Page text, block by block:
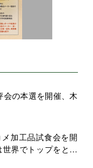
会の本選を開催、木
加工品試食会を開
界でトップをとれ
の拡大を」